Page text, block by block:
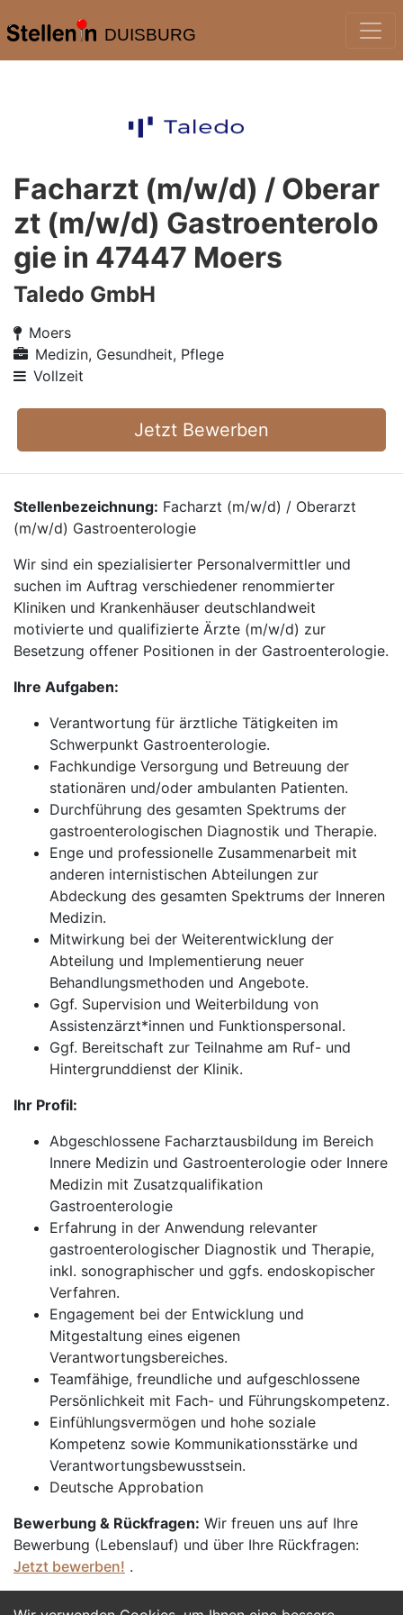
DUISBURG
Facharzt (m/w/d) / Oberar
zt (m/w/d) Gastroenterolo
gie in 47447 Moers
Taledo GmbH
Moers
Medizin, Gesundheit, Pflege
Vollzeit
Jetzt Bewerben
Stellenbezeichnung: Facharzt (m/w/d) / Oberarzt
(m/w/d) Gastroenterologie
Wir sind ein spezialisierter Personalvermittler und
suchen im Auftrag verschiedener renommierter
Kliniken und Krankenhäuser deutschlandweit
motivierte und qualifizierte Ärzte (m/w/d) zur
Besetzung offener Positionen in der Gastroenterologie.
Ihre Aufgaben:
Verantwortung für ärztliche Tätigkeiten im
Schwerpunkt Gastroenterologie.
Fachkundige Versorgung und Betreuung der
stationären und/oder ambulanten Patienten.
Durchführung des gesamten Spektrums der
gastroenterologischen Diagnostik und Therapie.
Enge und professionelle Zusammenarbeit mit
anderen internistischen Abteilungen zur
Abdeckung des gesamten Spektrums der Inneren
Medizin.
Mitwirkung bei der Weiterentwicklung der
Abteilung und Implementierung neuer
Behandlungsmethoden und Angebote.
Ggf. Supervision und Weiterbildung von
Assistenzärzt*innen und Funktionspersonal.
Ggf. Bereitschaft zur Teilnahme am Ruf- und
Hintergrunddienst der Klinik.
Ihr Profil:
Abgeschlossene Facharztausbildung im Bereich
Innere Medizin und Gastroenterologie oder Innere
Medizin mit Zusatzqualifikation
Gastroenterologie
Erfahrung in der Anwendung relevanter
gastroenterologischer Diagnostik und Therapie,
inkl. sonographischer und ggfs. endoskopischer
Verfahren.
Engagement bei der Entwicklung und
Mitgestaltung eines eigenen
Verantwortungsbereiches.
Teamfähige, freundliche und aufgeschlossene
Persönlichkeit mit Fach- und Führungskompetenz.
Einfühlungsvermögen und hohe soziale
Kompetenz sowie Kommunikationsstärke und
Verantwortungsbewusstsein.
Deutsche Approbation
Bewerbung & Rückfragen: Wir freuen uns auf Ihre
Bewerbung (Lebenslauf) und über Ihre Rückfragen:
Jetzt bewerben! .